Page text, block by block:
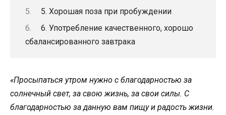
5. Хорошая поза при пробуждении
6. Употребление качественного, хорошо
сбалансированного завтрака
«Просыпаться утром нужно с благодарностью за
солнечный свет, за свою жизнь, за свои силы. С
благодарностью за данную вам пищу и радость жизни.